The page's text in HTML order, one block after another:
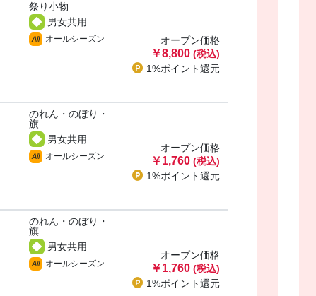
祭り小物
男女共用
All オールシーズン オープン価格
￥8,800 (税込)
1%ポイント還元
のれん・のぼり・
旗
男女共用
All オールシーズン
オープン価格
￥1,760 (税込)
1%ポイント還元
のれん・のぼり・
旗
男女共用
All オールシーズン
オープン価格
￥1,760 (税込)
1%ポイント還元